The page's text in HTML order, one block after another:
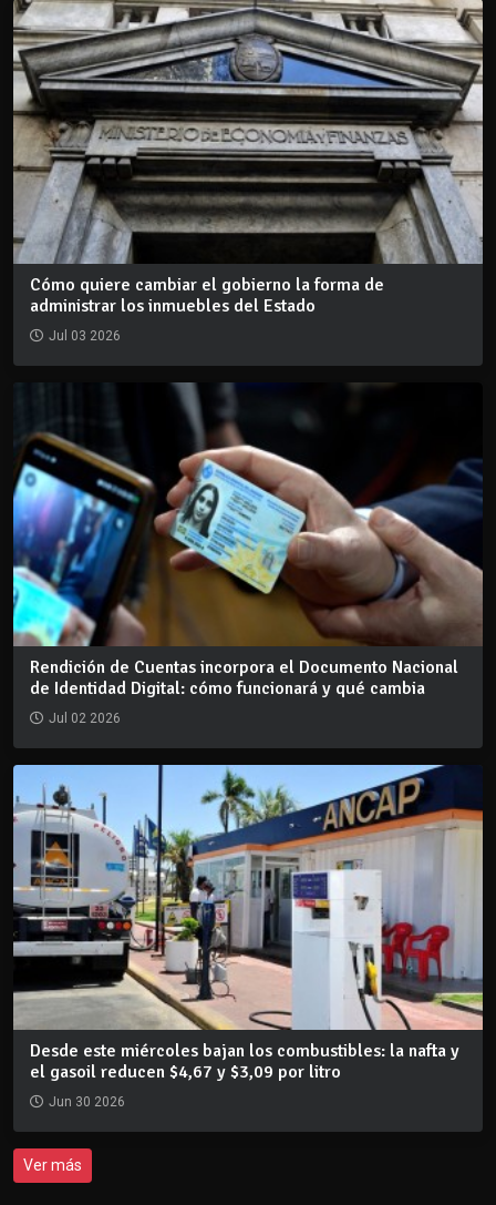
Cómo quiere cambiar el gobierno la forma de
administrar los inmuebles del Estado
Jul 03 2026
Rendición de Cuentas incorpora el Documento Nacional
de Identidad Digital: cómo funcionará y qué cambia
Jul 02 2026
Desde este miércoles bajan los combustibles: la nafta y
el gasoil reducen $4,67 y $3,09 por litro
Jun 30 2026
Ver más